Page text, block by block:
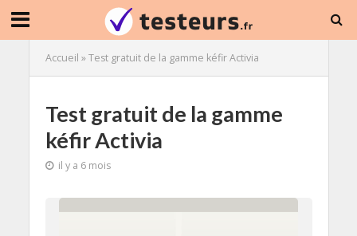
Accueil »Test gratuit de la gamme kéfir Activia
Test gratuit de la gamme
kéfir Activia
il y a 6 mois